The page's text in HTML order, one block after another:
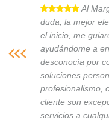
Al
duda, la mejor
el inicio, me
ayudándome a
desconocía por
soluciones
profesionalismo,
cliente son
servicios a